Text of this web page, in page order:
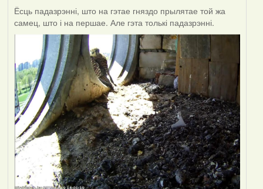
Ёсць падазрэнні, што на гэтае гняздо прылятае той жа
самец, што і на першае. Але гэта толькі падазрэнні.